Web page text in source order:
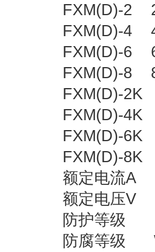
FXM(D)-
FXM(D)-
FXM(D)-
FXM(D)-
FXM(D)-
FXM(D)-
FXM(D)-
FXM(D)-
额定电流A
额定电压V
防护等级
防腐等级